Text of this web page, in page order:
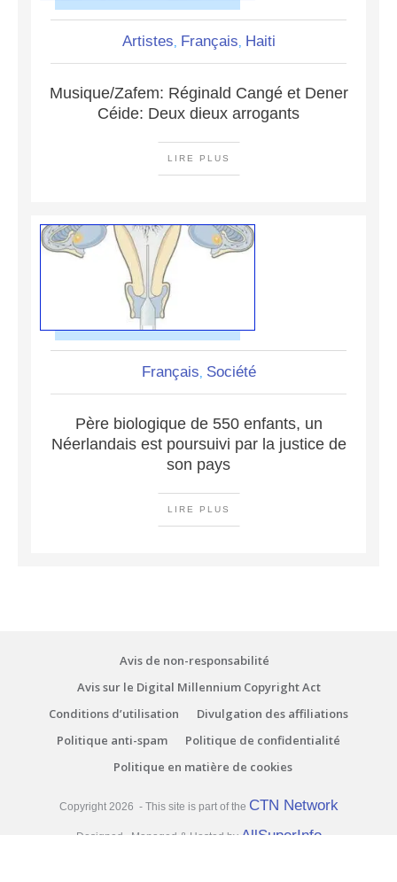
Artistes Français Haiti
Musique/Zafem: Réginald Cangé et Dener
Céide: Deux dieux arrogants
LIRE PLUS
Français Société
Père biologique de 550 enfants, un
Néerlandais est poursuivi par la justice de
son pays
LIRE PLUS
Avis de non-responsabilité
Avis sur le Digital Millennium Copyright Act
Conditions d’utilisation
Divulgation des affiliations
Politique anti-spam
Politique de confidentialité
Politique en matière de cookies
Copyright 2026 - This site is part of the CTN Network
Designed , Managed & Hosted by AllSuperInfo